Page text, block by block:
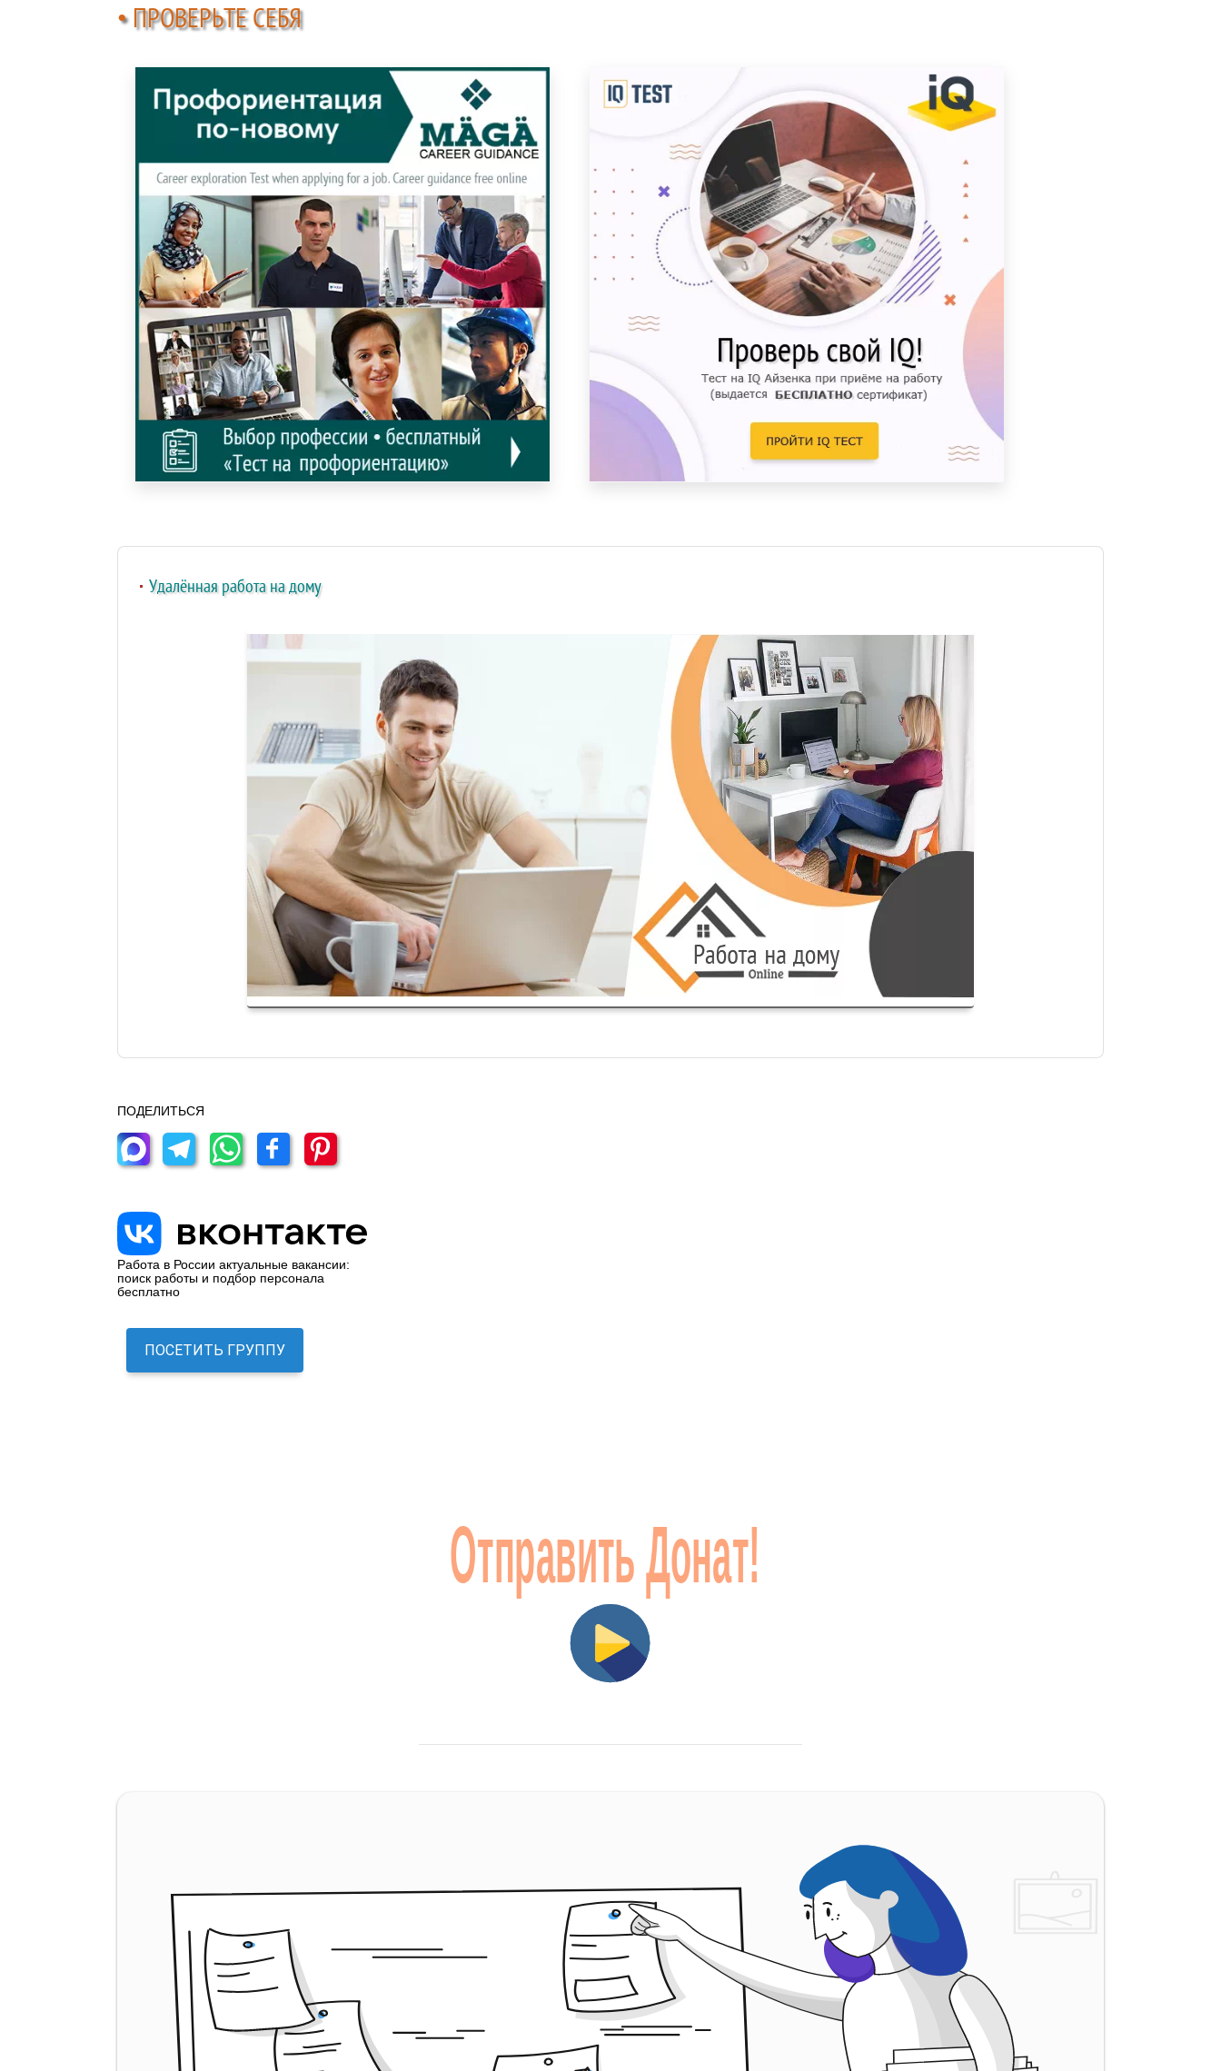
• ПРОВЕРЬТЕ СЕБЯ
Удалённая работа на дому
ПОДЕЛИТЬСЯ
Работа в России актуальные вакансии:
поиск работы и подбор персонала
бесплатно
ПОСЕТИТЬ ГРУППУ